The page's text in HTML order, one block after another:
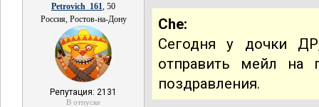
Petrovich_161, 50
Россия, Ростов-на-Дону
Репутация: 2131
В отпуске
Che:
Сегодня у дочки
отправить мейл на
поздравления.